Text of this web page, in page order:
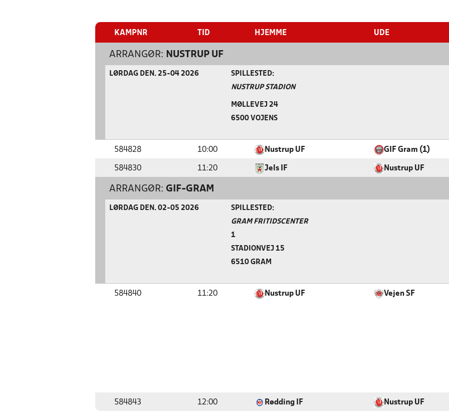
KAMPNR TID HJEMME UDE
ARRANGØR: NUSTRUP UF
LØRDAG DEN. 25-04 2026 SPILLESTED:
NUSTRUP STADION
MØLLEVEJ 24
6500 VOJENS
584828 10:00 Nustrup UF GIF Gram (1)
584830 11:20 Jels IF Nustrup UF
ARRANGØR: GIF-GRAM
LØRDAG DEN. 02-05 2026 SPILLESTED:
GRAM FRITIDSCENTER
1
STADIONVEJ 15
6510 GRAM
584840 11:20 Nustrup UF Vejen SF
584843 12:00 Rødding IF Nustrup UF